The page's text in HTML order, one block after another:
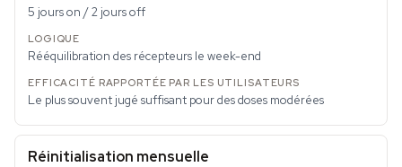
5 jours on / 2 jours off
Rééquilibration des récepteurs le week-end
Le plus souvent jugé suffisant pour des doses modérées
Réinitialisation mensuelle